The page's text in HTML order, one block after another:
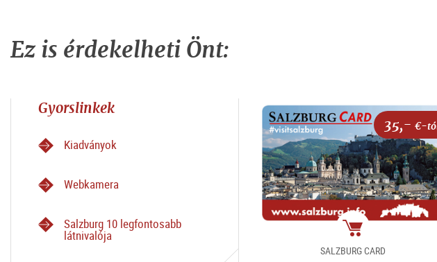
Ez is érdekelheti Önt:
Gyorslinkek
Kiadványok
Webkamera
Salzburg 10 legfontosabb
látnivalója
35,- €-
Csomag
SALZBURG CARD